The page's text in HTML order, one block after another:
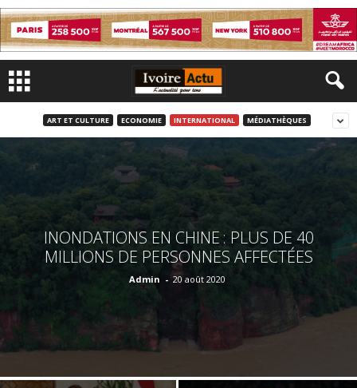
ART ET CULTURE ECONOMIE INTERNATIONAL MÉDIATHÈQUES
INONDATIONS EN CHINE : PLUS DE 40
MILLIONS DE PERSONNES AFFECTÉES
Admin - 20 août 2020